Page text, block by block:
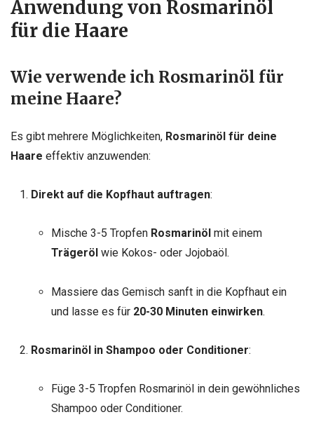
Anwendung von Rosmarinöl
für die Haare
Wie verwende ich Rosmarinöl für
meine Haare?
Es gibt mehrere Möglichkeiten, Rosmarinöl für deine
Haare effektiv anzuwenden:
Direkt auf die Kopfhaut auftragen:
Mische 3-5 Tropfen Rosmarinöl mit einem
Trägeröl wie Kokos- oder Jojobaöl.
Massiere das Gemisch sanft in die Kopfhaut ein
und lasse es für 20-30 Minuten einwirken.
Rosmarinöl in Shampoo oder Conditioner:
Füge 3-5 Tropfen Rosmarinöl in dein gewöhnliches
Shampoo oder Conditioner.